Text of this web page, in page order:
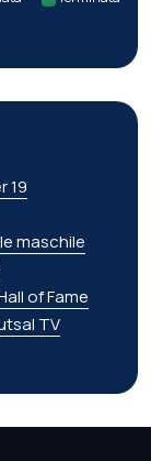
19
maschile
of Fame
TV